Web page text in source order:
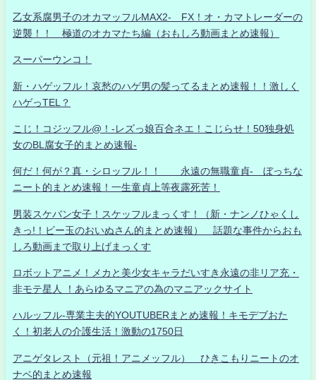
乙女系腐男子のオカマッフルMAX2- FX！オ・カマトレーダーの
逆襲！！ 極道のオカマたち編（おもしろ動画まとめ速報）
スーパーウンコ！
新・ハゲッフル！哀愁のハゲ男の髪ってるまとめ速報！！激しく
ハゲっTEL？
こじ！コジッフル@！-レズっ娘百合ネエ！こじらせ！50独身処
女のBL腐女子的まとめ速報-
何だ！何が？真・シロッフル！！ 永遠の無職童貞- ぼっちな
ニート的まとめ速報！一生童貞上等夜露死苦！
男装スケバン女子！スケッフルまっくす！（新・ナンノひゃくし
きっ!！ビー玉のおいぬさん的まとめ速報） 話題な事件からおも
しろ動画まで取り上げまっくす
ロボットアニメ！メカと美少女キャラだいすき永遠の非リア充・
非モテ星人 ！あらゆるマニアの為のマニアックサイト
ハルッフル-専業主夫的YOUTUBERまとめ速報！キモデブおた
く！初老人の介護生活！激動の1750日
アニゲタレスト（元祖！アニメッフル） ひきこもりニートのオ
ナベ的まとめ速報